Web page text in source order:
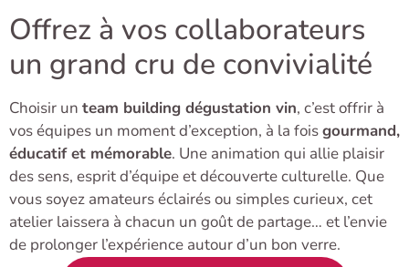
Offrez à vos collaborateurs
un grand cru de convivialité
Choisir un team building dégustation vin, c’est offrir à
vos équipes un moment d’exception, à la foisgourmand,
éducatif et mémorable. Une animation qui allie plaisir
des sens, esprit d’équipe et découverte culturelle. Que
vous soyez amateurs éclairés ou simples curieux, cet
atelier laissera à chacun un goût de partage… et l’envie
de prolonger l’expérience autour d’un bon verre.